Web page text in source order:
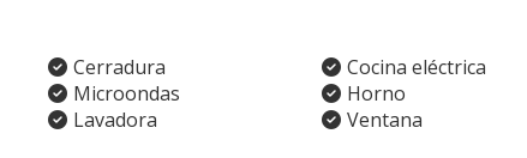
Cerradura
Cocina eléctrica
Microondas
Horno
Lavadora
Ventana